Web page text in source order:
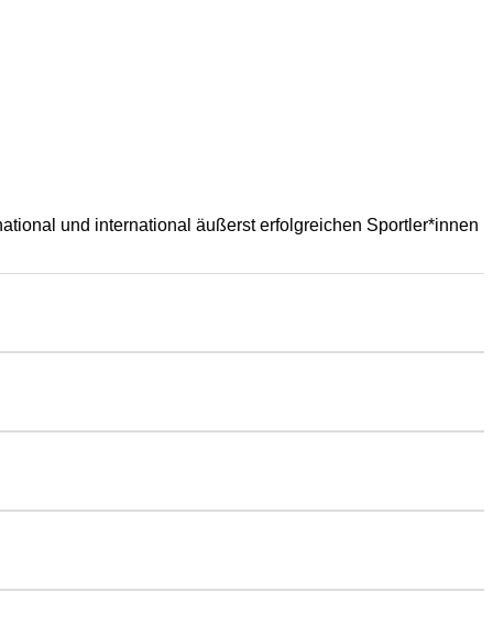
und international äußerst erfolgreichen Sportler*innen